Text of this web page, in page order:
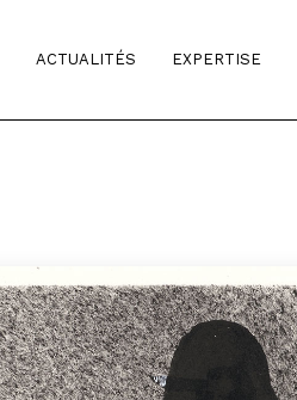
ACTUALITÉS EXPERTISE